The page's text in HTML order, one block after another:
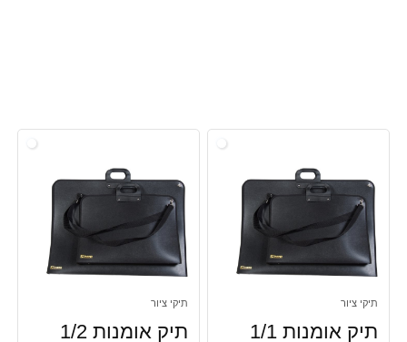
תיקי ציור
תיק אומנות 1/1
תיקי ציור
תיק אומנות 1/2